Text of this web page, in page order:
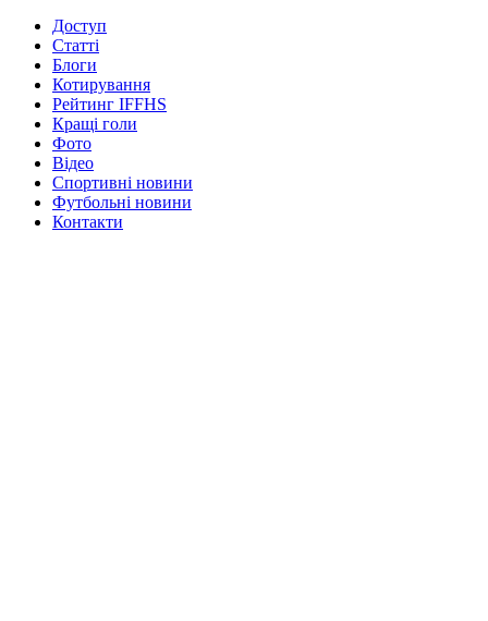
Доступ
Статті
Блоги
Котирування
Рейтинг IFFHS
Кращі голи
Фото
Відео
Спортивні новини
Футбольні новини
Контакти